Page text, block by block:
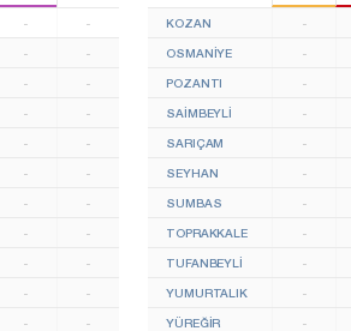
- -
- -
- -
- -
- -
- -
- -
- -
- -
- -
- -
KOZAN -
OSMANIYE -
POZANTI -
SAİMBEYLİ -
SARIÇAM -
SEYHAN -
SUMBAS -
TOPRAKKALE -
TUFANBEYLİ -
YUMURTALIK -
YÜREĞIR -